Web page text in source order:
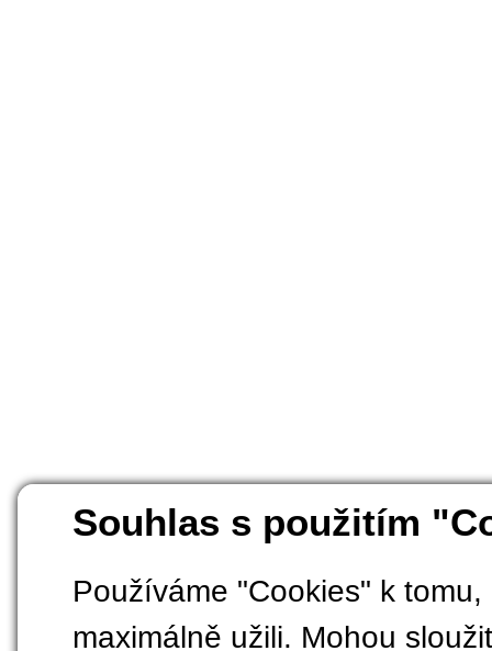
Souhlas s použitím
Používáme "Cookies" k
maximálně užili. Mohou